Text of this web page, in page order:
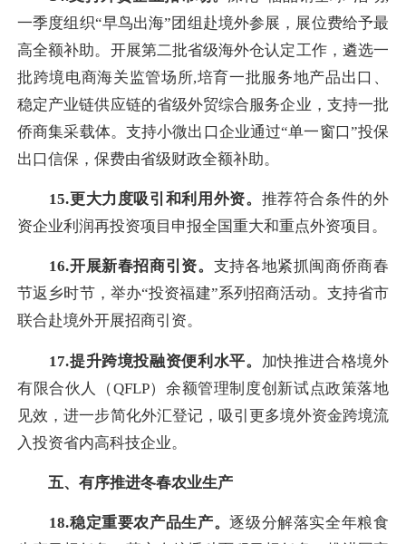
一季度组织“早鸟出海”团组赴境外参展，展位费给予最
高全额补助。开展第二批省级海外仓认定工作，遴选一
批跨境电商海关监管场所,培育一批服务地产品出口、
稳定产业链供应链的省级外贸综合服务企业，支持一批
侨商集采载体。支持小微出口企业通过“单一窗口”投保
出口信保，保费由省级财政全额补助。
15.更大力度吸引和利用外资。 推荐符合条件的外
资企业利润再投资项目申报全国重大和重点外资项目。
16.开展新春招商引资。 支持各地紧抓闽商侨商春
节返乡时节，举办“投资福建”系列招商活动。支持省市
联合赴境外开展招商引资。
17.提升跨境投融资便利水平。 加快推进合格境外
有限合伙人（QFLP）余额管理制度创新试点政策落地
见效，进一步简化外汇登记，吸引更多境外资金跨境流
入投资省内高科技企业。
五、有序推进冬春农业生产
18.稳定重要农产品生产。逐级分解落实全年粮食